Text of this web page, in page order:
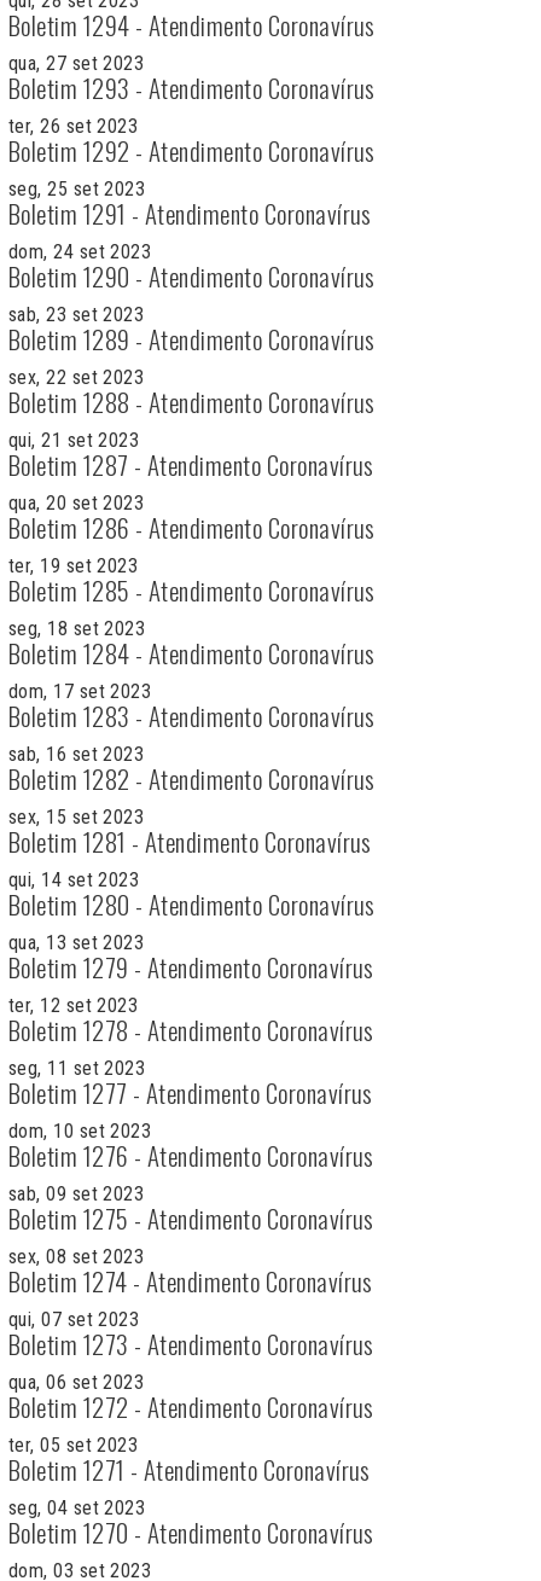
Boletim 1294 - Atendimento Coronavírus
qua, 27 set 2023
Boletim 1293 - Atendimento Coronavírus
ter, 26 set 2023
Boletim 1292 - Atendimento Coronavírus
seg, 25 set 2023
Boletim 1291 - Atendimento Coronavírus
dom, 24 set 2023
Boletim 1290 - Atendimento Coronavírus
sab, 23 set 2023
Boletim 1289 - Atendimento Coronavírus
sex, 22 set 2023
Boletim 1288 - Atendimento Coronavírus
qui, 21 set 2023
Boletim 1287 - Atendimento Coronavírus
qua, 20 set 2023
Boletim 1286 - Atendimento Coronavírus
ter, 19 set 2023
Boletim 1285 - Atendimento Coronavírus
seg, 18 set 2023
Boletim 1284 - Atendimento Coronavírus
dom, 17 set 2023
Boletim 1283 - Atendimento Coronavírus
sab, 16 set 2023
Boletim 1282 - Atendimento Coronavírus
sex, 15 set 2023
Boletim 1281 - Atendimento Coronavírus
qui, 14 set 2023
Boletim 1280 - Atendimento Coronavírus
qua, 13 set 2023
Boletim 1279 - Atendimento Coronavírus
ter, 12 set 2023
Boletim 1278 - Atendimento Coronavírus
seg, 11 set 2023
Boletim 1277 - Atendimento Coronavírus
dom, 10 set 2023
Boletim 1276 - Atendimento Coronavírus
sab, 09 set 2023
Boletim 1275 - Atendimento Coronavírus
sex, 08 set 2023
Boletim 1274 - Atendimento Coronavírus
qui, 07 set 2023
Boletim 1273 - Atendimento Coronavírus
qua, 06 set 2023
Boletim 1272 - Atendimento Coronavírus
ter, 05 set 2023
Boletim 1271 - Atendimento Coronavírus
seg, 04 set 2023
Boletim 1270 - Atendimento Coronavírus
dom, 03 set 2023